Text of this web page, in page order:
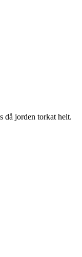
då jorden torkat helt.